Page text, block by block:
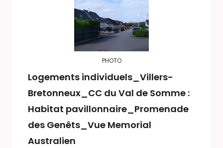
PHOTO
Logements individuels_Villers-
Bretonneux_CC du Val de Somme :
Habitat pavillonnaire_Promenade
des Genêts_Vue Memorial
Australien